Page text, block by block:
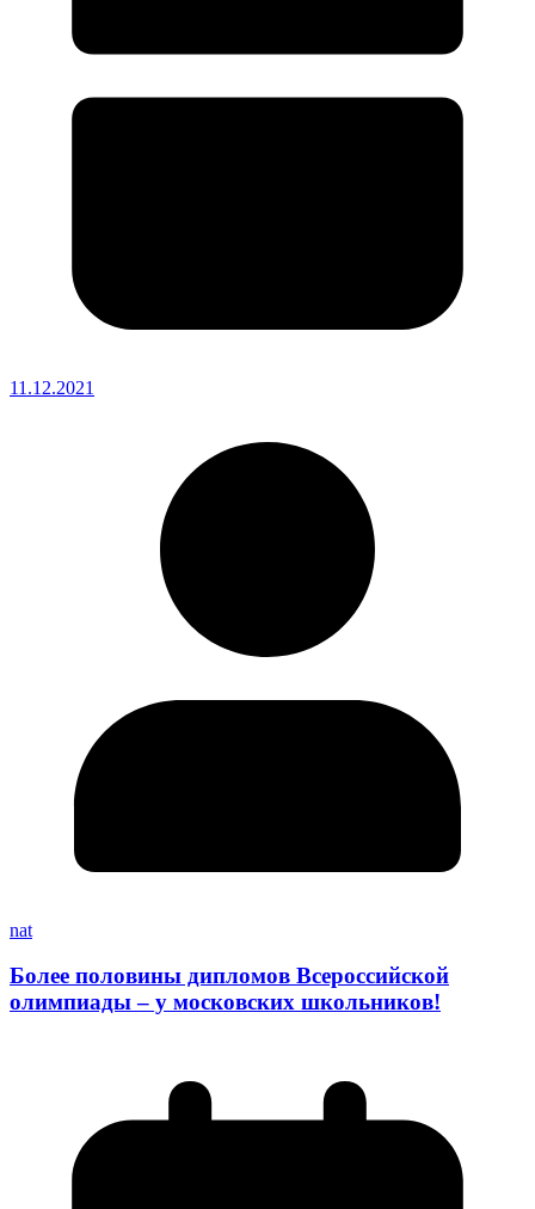
11.12.2021
nat
Более половины дипломов Всероссийской
олимпиады – у московских школьников!